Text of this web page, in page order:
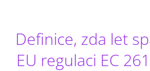
Definice, zda let
EU regulaci EC